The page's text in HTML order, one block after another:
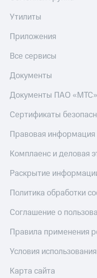
Утилиты
Приложения
Все сервисы
Документы
Документы ПАО «МТС»
Сертификаты
Правовая информация
Комплаенс и деловая
Раскрытие
Политика обработки
Соглашение о
Правила применения
Условия
Карта сайта